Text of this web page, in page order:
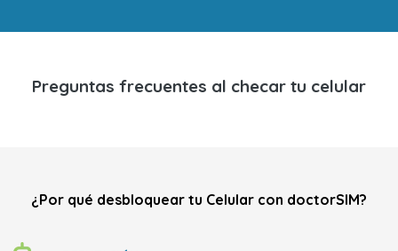
Preguntas frecuentes al checar tu celular
¿Por qué desbloquear tu Celular con doctorSIM?